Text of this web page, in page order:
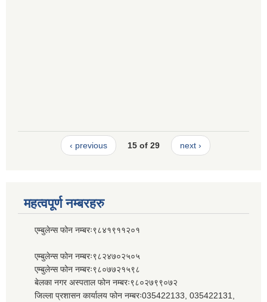
‹ previous 15 of 29 next ›
महत्वपूर्ण नम्बरहरु
एम्बुलेन्स फोन नम्बरः९८४१९११२०१
एम्बुलेन्स फोन नम्बरः९८२४७०२५०५
एम्बुलेन्स फोन नम्बरः९८०७७२१५९८
बेलका नगर अस्पताल फोन नम्बरः९८०२७९९०७२
जिल्ला प्रशासन कार्यालय फोन नम्बरः035422133, 035422131,